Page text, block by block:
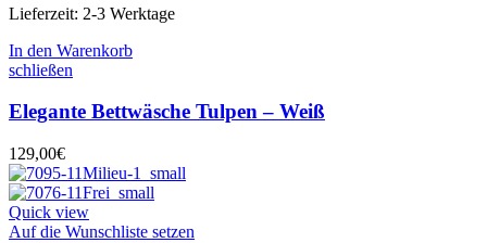
Lieferzeit: 2-3 Werktage
In den Warenkorb
schließen
Elegante Bettwäsche Tulpen – Weiß
129,00€
Quick view
Auf die Wunschliste setzen